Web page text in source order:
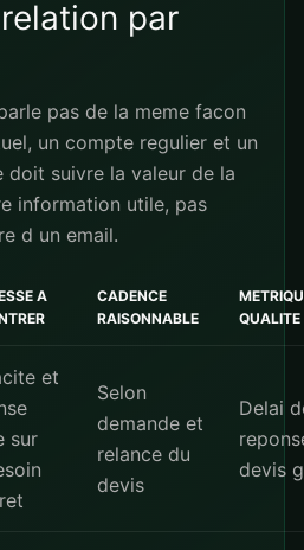
par
pas de la meme facon
un compte regulier et un
doit suivre la valeur de la
information utile, pas
d un email.
A
CADENCE
RAISONNABLE
QUALITE
et
sur
Selon
demande et
relance du
devis
Delai
devis